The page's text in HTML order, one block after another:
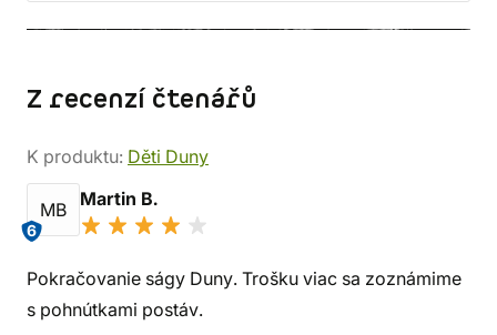
Z recenzí čtenářů
K produktu: Děti Duny
MB
6
Martin B.
Pokračovanie ságy Duny. Trošku viac sa zoznámime
s pohnútkami postáv.